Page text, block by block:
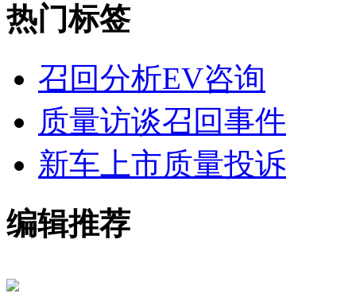
热门标签
召回分析EV咨询
质量访谈召回事件
新车上市质量投诉
编辑推荐